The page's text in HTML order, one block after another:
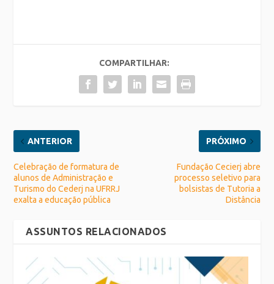
COMPARTILHAR:
ANTERIOR
Celebração de formatura de
alunos de Administração e
Turismo do Cederj na UFRRJ
exalta a educação pública
PRÓXIMO
Fundação Cecierj abre
processo seletivo para
bolsistas de Tutoria a
Distância
ASSUNTOS RELACIONADOS